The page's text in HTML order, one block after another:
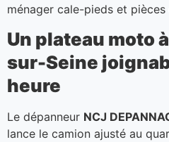
ménager cale-pieds et pièces
Un plateau moto
sur-Seine
heure
Le dépanneur NCJ
lance le camion ajusté au